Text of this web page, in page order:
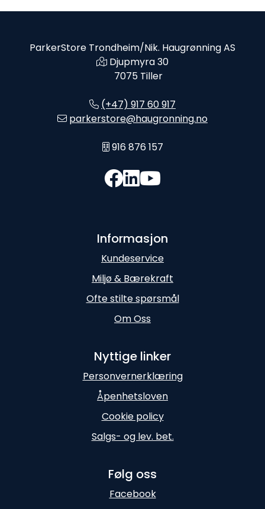
ParkerStore Trondheim/Nik. Haugrønning AS
Djupmyra 30
7075 Tiller
(+47) 917 60 917
parkerstore@haugronning.no
916 876 157
Informasjon
Kundeservice
Miljø & Bærekraft
Ofte stilte spørsmål
Om Oss
Nyttige linker
Personvernerklæring
Åpenhetsloven
Cookie policy
Salgs- og lev. bet.
Følg oss
Facebook